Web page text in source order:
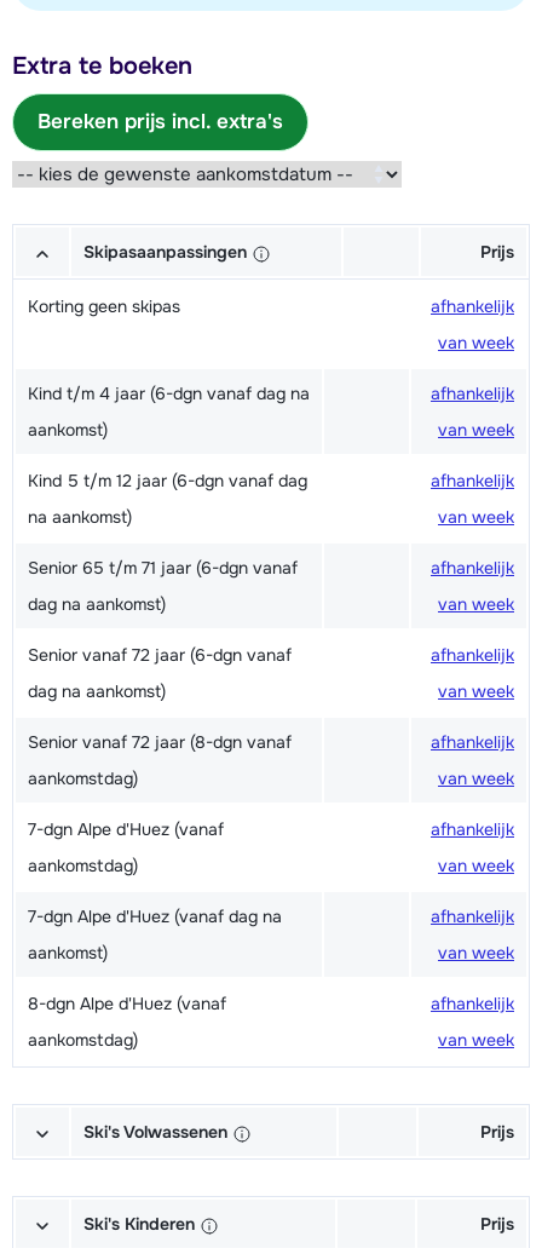
Extra te boeken
Bereken prijs incl. extra's
Skipasaanpassingen Prijs
Korting geen skipas
afhankelijk
van week
Kind t/m 4 jaar (6-dgn vanaf dag na
aankomst)
afhankelijk
van week
Kind 5 t/m 12 jaar (6-dgn vanaf dag
na aankomst)
afhankelijk
van week
Senior 65 t/m 71 jaar (6-dgn vanaf
dag na aankomst)
afhankelijk
van week
Senior vanaf 72 jaar (6-dgn vanaf
dag na aankomst)
afhankelijk
van week
Senior vanaf 72 jaar (8-dgn vanaf
aankomstdag)
afhankelijk
van week
7-dgn Alpe d'Huez (vanaf
aankomstdag)
afhankelijk
van week
7-dgn Alpe d'Huez (vanaf dag na
aankomst)
afhankelijk
van week
8-dgn Alpe d'Huez (vanaf
aankomstdag)
afhankelijk
van week
Ski's Volwassenen Prijs
Schoenen + Stokken (6/7 dagen)
van week
Ski's Kinderen Prijs